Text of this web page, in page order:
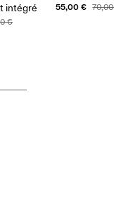
intégré
€
55,00 €